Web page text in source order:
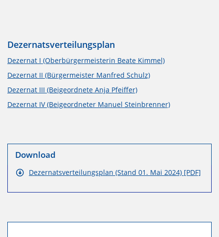
Dezernatsverteilungsplan
Dezernat I (Oberbürgermeisterin Beate Kimmel)
Dezernat II (Bürgermeister Manfred Schulz)
Dezernat III (Beigeordnete Anja Pfeiffer)
Dezernat IV (Beigeordneter Manuel Steinbrenner)
Download
Dezernatsverteilungsplan (Stand 01. Mai 2024) [PDF]